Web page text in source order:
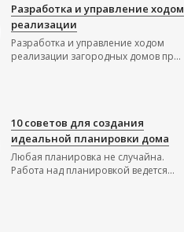
Разработка и управление ходом
реализации
Разработка и управление ходом
реализации загородных домов пр...
10 советов для создания
идеальной планировки дома
Любая планировка не случайна.
Работа над планировкой ведется...